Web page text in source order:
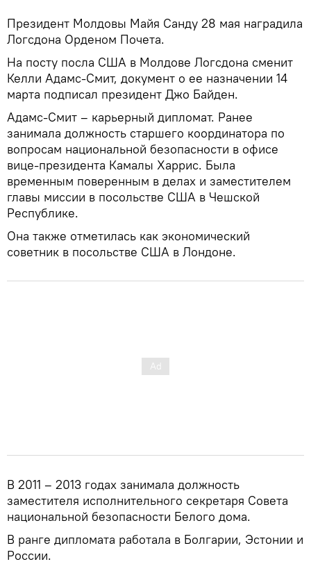
Президент Молдовы Майя Санду 28 мая наградила
Логсдона Орденом Почета.
На посту посла США в Молдове Логсдона сменит
Келли Адамс-Смит, документ о ее назначении 14
марта подписал президент Джо Байден.
Адамс-Смит – карьерный дипломат. Ранее
занимала должность старшего координатора по
вопросам национальной безопасности в офисе
вице-президента Камалы Харрис. Была
временным поверенным в делах и заместителем
главы миссии в посольстве США в Чешской
Республике.
Она также отметилась как экономический
советник в посольстве США в Лондоне.
В 2011 – 2013 годах занимала должность
заместителя исполнительного секретаря Совета
национальной безопасности Белого дома.
В ранге дипломата работала в Болгарии, Эстонии и
России.